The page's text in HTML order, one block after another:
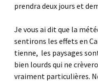
prendra deux jours et
Je vous ai dit que la
sentirons les effets en
tienne, les paysages
bien lourds qui ne
vraiment particulières.